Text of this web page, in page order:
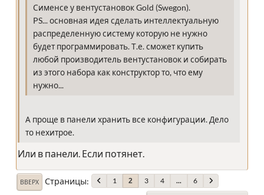
Сименсе у вентустановок Gold (Swegon).
PS... основная идея сделать интеллектуальную
распределенную систему которую не нужно
будет программировать. Т.е. сможет купить
любой производитель вентустановок и собирать
из этого набора как конструктор то, что ему
нужно...
А проще в панели хранить все конфигурации. Дело
то нехитрое.
Или в панели. Если потянет.
ВВЕРХ Страницы 1 2 3 4 ... 6